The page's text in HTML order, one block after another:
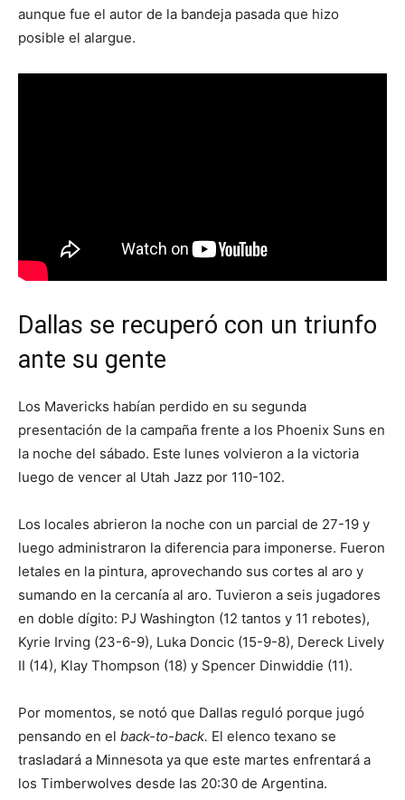
aunque fue el autor de la bandeja pasada que hizo
posible el alargue.
Dallas se recuperó con un triunfo
ante su gente
Los Mavericks habían perdido en su segunda
presentación de la campaña frente a los Phoenix Suns en
la noche del sábado. Este lunes volvieron a la victoria
luego de vencer al Utah Jazz por 110-102.
Los locales abrieron la noche con un parcial de 27-19 y
luego administraron la diferencia para imponerse. Fueron
letales en la pintura, aprovechando sus cortes al aro y
sumando en la cercanía al aro. Tuvieron a seis jugadores
en doble dígito: PJ Washington (12 tantos y 11 rebotes),
Kyrie Irving (23-6-9), Luka Doncic (15-9-8), Dereck Lively
II (14), Klay Thompson (18) y Spencer Dinwiddie (11).
Por momentos, se notó que Dallas reguló porque jugó
pensando en el back-to-back. El elenco texano se
trasladará a Minnesota ya que este martes enfrentará a
los Timberwolves desde las 20:30 de Argentina.